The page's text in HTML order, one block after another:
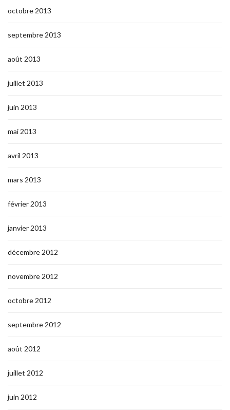
octobre 2013
septembre 2013
août 2013
juillet 2013
juin 2013
mai 2013
avril 2013
mars 2013
février 2013
janvier 2013
décembre 2012
novembre 2012
octobre 2012
septembre 2012
août 2012
juillet 2012
juin 2012